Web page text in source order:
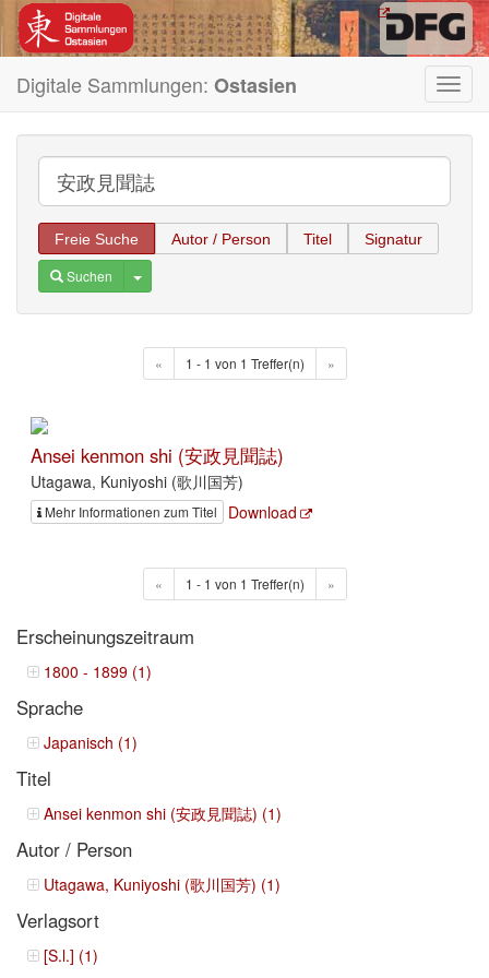
Digitale Sammlungen: Ostasien
Freie Suche Autor / Person Titel Signatur
Suchen Toggle Dropdown
« 1 - 1 von 1 Treffer(n) »
Ansei kenmon shi (安政見聞誌)
Utagawa, Kuniyoshi (歌川国芳)
Mehr Informationen zum Titel Download
« 1 - 1 von 1 Treffer(n) »
Erscheinungszeitraum
1800 - 1899 (1)
Sprache
Japanisch (1)
Titel
Ansei kenmon shi (安政見聞誌) (1)
Autor / Person
Utagawa, Kuniyoshi (歌川国芳) (1)
Verlagsort
[S.l.] (1)